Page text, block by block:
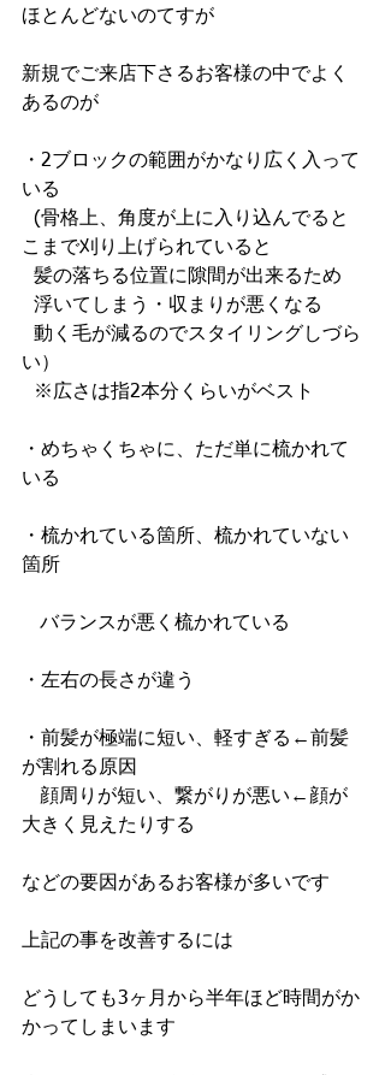
ほとんどないのてすが
新規でご来店下さるお客様の中でよく
あるのが
・2ブロックの範囲がかなり広く入って
いる
(骨格上、角度が上に入り込んでると
こまで刈り上げられていると
髪の落ちる位置に隙間が出来るため
浮いてしまう・収まりが悪くなる
動く毛が減るのでスタイリングしづら
い）
※広さは指2本分くらいがベスト
・めちゃくちゃに、ただ単に梳かれて
いる
・梳かれている箇所、梳かれていない
箇所
バランスが悪く梳かれている
・左右の長さが違う
・前髪が極端に短い、軽すぎる←前髪
が割れる原因
顔周りが短い、繋がりが悪い←顔が
大きく見えたりする
などの要因があるお客様が多いです
上記の事を改善するには
どうしても3ヶ月から半年ほど時間がか
かってしまいます